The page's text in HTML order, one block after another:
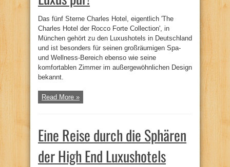
Das fünf Sterne Charles Hotel, eigentlich 'The
Charles Hotel der Rocco Forte Collection', in
München gehört zu den Luxushotels in Deutschland
und ist besonders für seinen großräumigen Spa-
und Wellness-Bereich ebenso wie seine
komfortablen Zimmer im außergewöhnlichen Design
bekannt.
Read More »
Eine Reise durch die Sphären
der High End Luxushotels